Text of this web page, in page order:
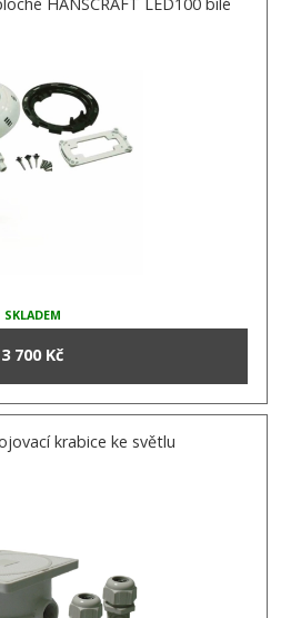
SKLADEM
3 700 Kč
krabice ke světlu